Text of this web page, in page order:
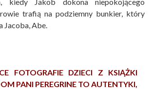
trafią na podziemny bunkier, który
Jacoba, Abe.
FOTOGRAFIE DZIECI Z KSIĄŻKI
PANI PEREGRINE TO AUTENTYKI,